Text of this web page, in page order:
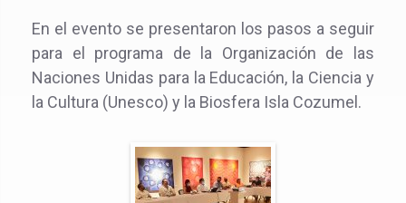
En el evento se presentaron los pasos a seguir
para el programa de la Organización de las
Naciones Unidas para la Educación, la Ciencia y
la Cultura (Unesco) y la Biosfera Isla Cozumel.